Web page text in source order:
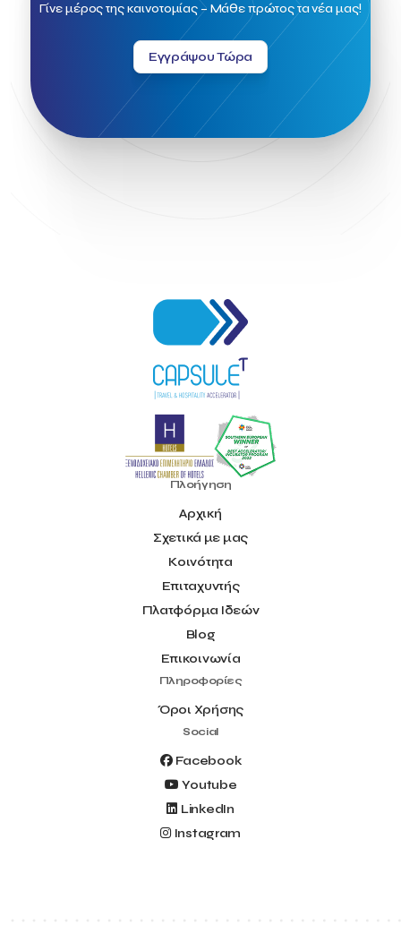
Γίνε μέρος της καινοτομίας – Μάθε πρώτος τα νέα μας!
Εγγράψου Τώρα
Πλοήγηση
Αρχική
Σχετικά με μας
Κοινότητα
Επιταχυντής
Πλατφόρμα Ιδεών
Blog
Επικοινωνία
Πληροφορίες
Όροι Χρήσης
Social
Facebook
Youtube
LinkedIn
Instagram